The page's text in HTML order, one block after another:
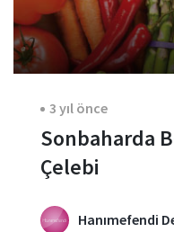
3 yıl önce
Sonbaharda
Çelebi
Hanımefendi